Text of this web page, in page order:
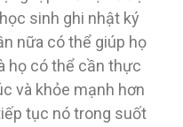
sinh ghi nhật ký
nữa có thể giúp họ
họ có thể cần thực
và khỏe mạnh hơn
tục nó trong suốt